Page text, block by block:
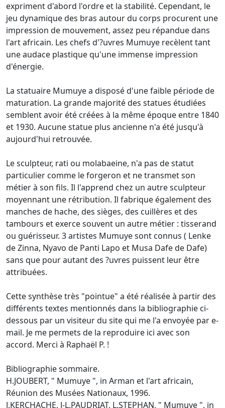
expriment d'abord l'ordre et la stabilité. Cependant, le
jeu dynamique des bras autour du corps procurent une
impression de mouvement, assez peu répandue dans
l'art africain. Les chefs d'?uvres Mumuye recèlent tant
une audace plastique qu'une immense impression
d'énergie.
La statuaire Mumuye a disposé d'une faible période de
maturation. La grande majorité des statues étudiées
semblent avoir été créées à la même époque entre 1840
et 1930. Aucune statue plus ancienne n'a été jusqu'à
aujourd'hui retrouvée.
Le sculpteur, rati ou molabaeine, n'a pas de statut
particulier comme le forgeron et ne transmet son
métier à son fils. Il l'apprend chez un autre sculpteur
moyennant une rétribution. Il fabrique également des
manches de hache, des sièges, des cuillères et des
tambours et exerce souvent un autre métier : tisserand
ou guérisseur. 3 artistes Mumuye sont connus ( Lenke
de Zinna, Nyavo de Panti Lapo et Musa Dafe de Dafe)
sans que pour autant des ?uvres puissent leur être
attribuées.
Cette synthèse très "pointue" a été réalisée à partir des
différents textes mentionnés dans la bibliographie ci-
dessous par un visiteur du site qui me l'a envoyée par e-
mail. Je me permets de la reproduire ici avec son
accord. Merci à Raphaël P. !
Bibliographie sommaire.
H.JOUBERT, " Mumuye ", in Arman et l'art africain,
Réunion des Musées Nationaux, 1996.
J.KERCHACHE, J-L.PAUDRIAT, L.STEPHAN, " Mumuye ", in